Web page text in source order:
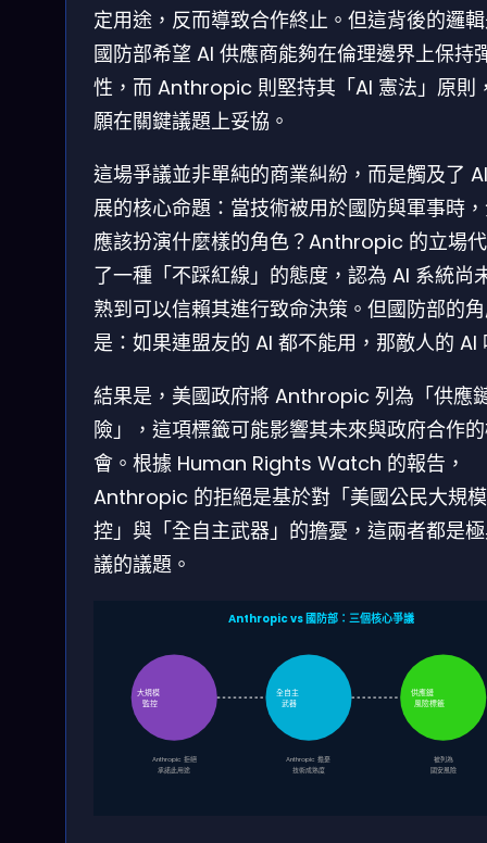
定用途，反而導致合作終止。但這背後的邏
國防部希望 AI 供應商能夠在倫理邊界上保持
性，而 Anthropic 則堅持其「AI 憲法」原則
願在關鍵議題上妥協。
這場爭議並非單純的商業糾紛，而是觸及了
展的核心命題：當技術被用於國防與軍事時
應該扮演什麼樣的角色？Anthropic 的立場
了一種「不踩紅線」的態度，認為 AI 系統尚
熟到可以信賴其進行致命決策。但國防部的
是：如果連盟友的 AI 都不能用，那敵人的 AI
結果是，美國政府將 Anthropic 列為「供應
險」，這項標籤可能影響其未來與政府合作
會。根據 Human Rights Watch 的報告，
Anthropic 的拒絕是基於對「美國公民大規
控」與「全自主武器」的擔憂，這兩者都是
議的議題。
Anthropic vs 國防部：三個核心爭議
大規模
監控
全自主
武器
供應鏈
風險標籤
Anthropic 拒絕
承諾此用途
Anthropic 擔憂
技術成熟度
被列為
國安風險